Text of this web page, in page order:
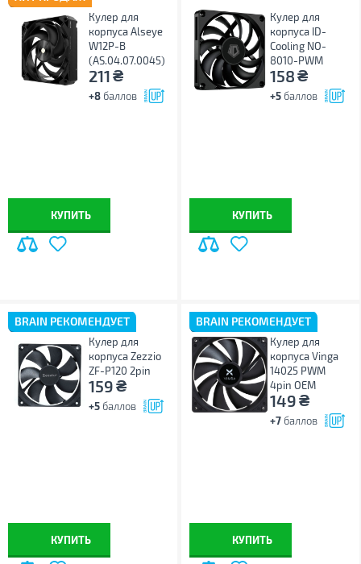
Кулер для
корпуса Alseye
W12P-B
(AS.04.07.0045)
211₴
+8 баллов
КУПИТЬ
Кулер для
корпуса ID-
Cooling NO-
8010-PWM
158₴
+5 баллов
КУПИТЬ
BRAIN РЕКОМЕНДУЕТ
Кулер для
корпуса Zezzio
ZF-P120 2pin
159₴
+5 баллов
КУПИТЬ
BRAIN РЕКОМЕНДУЕТ
Кулер для
корпуса Vinga
14025 PWM
4pin ОЕМ
149₴
+7 баллов
КУПИТЬ